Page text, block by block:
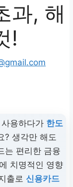
과, 해
!
용하다가 한도
? 생각만 해도
는 편리한 금융
치명적인 영향
출로 신용카드